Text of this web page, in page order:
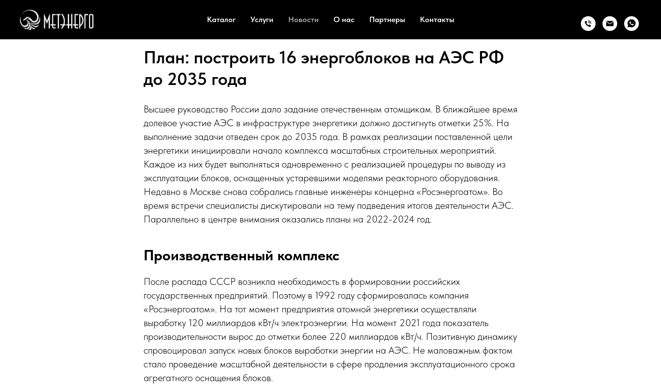
Каталог Услуги Новости О нас Партнеры Контакты
План: построить 16 энергоблоков на АЭС РФ
до 2035 года
Высшее руководство России дало задание отечественным атомщикам. В ближайшее время
долевое участие АЭС в инфраструктуре энергетики должно достигнуть отметки 25%. На
выполнение задачи отведен срок до 2035 года. В рамках реализации поставленной цели
энергетики инициировали начало комплекса масштабных строительных мероприятий.
Каждое из них будет выполняться одновременно с реализацией процедуры по выводу из
эксплуатации блоков, оснащенных устаревшими моделями реакторного оборудования.
Недавно в Москве снова собрались главные инженеры концерна «Росэнергоатом». Во
время встречи специалисты дискутировали на тему подведения итогов деятельности АЭС.
Параллельно в центре внимания оказались планы на 2022-2024 год.
Производственный комплекс
После распада СССР возникла необходимость в формировании российских
государственных предприятий. Поэтому в 1992 году сформировалась компания
«Росэнергоатом». На тот момент предприятия атомной энергетики осуществляли
выработку 120 миллиардов кВт/ч электроэнергии. На момент 2021 года показатель
производительности вырос до отметки более 220 миллиардов кВт/ч. Позитивную динамику
спровоцировал запуск новых блоков выработки энергии на АЭС. Не маловажным фактом
стало проведение масштабной деятельности в сфере продления эксплуатационного срока
агрегатного оснащения блоков.